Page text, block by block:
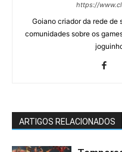
https://
Goiano criador da rede de
comunidades sobre os
ARTIGOS RELACIONADOS